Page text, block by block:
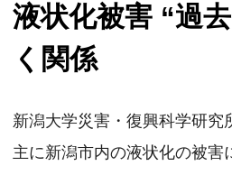
液状化被害 “過
く関係
新潟大学災害・復興科学研
主に新潟市内の液状化の被